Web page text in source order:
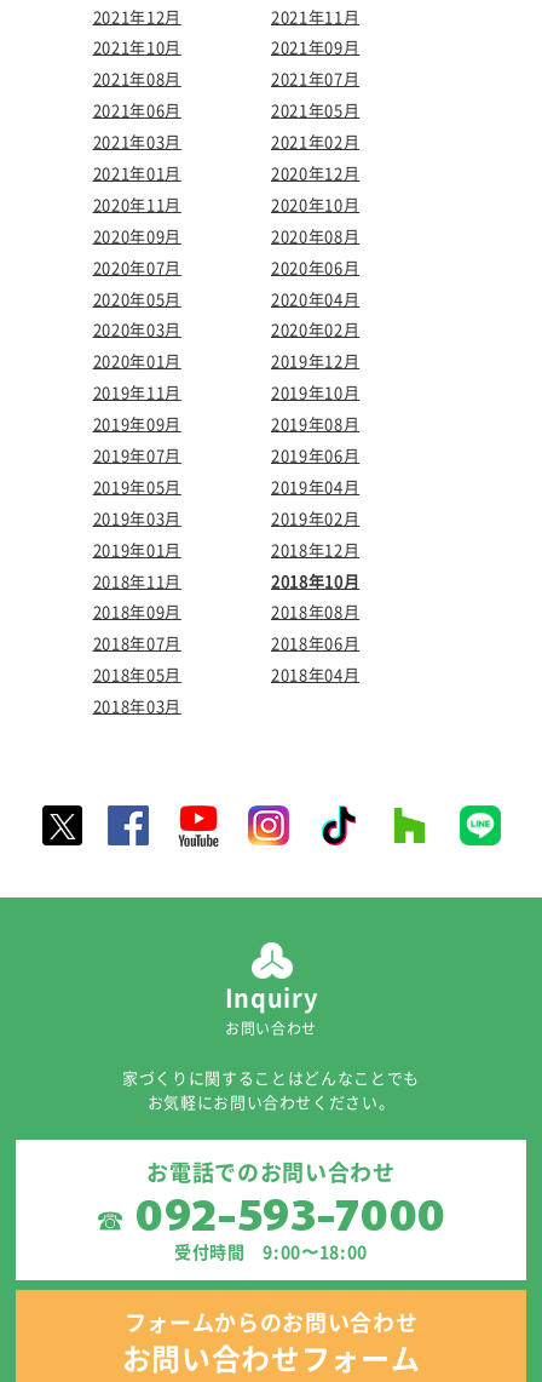
2021年12月
2021年11月
2021年10月
2021年09月
2021年08月
2021年07月
2021年06月
2021年05月
2021年03月
2021年02月
2021年01月
2020年12月
2020年11月
2020年10月
2020年09月
2020年08月
2020年07月
2020年06月
2020年05月
2020年04月
2020年03月
2020年02月
2020年01月
2019年12月
2019年11月
2019年10月
2019年09月
2019年08月
2019年07月
2019年06月
2019年05月
2019年04月
2019年03月
2019年02月
2019年01月
2018年12月
2018年11月
2018年10月
2018年09月
2018年08月
2018年07月
2018年06月
2018年05月
2018年04月
2018年03月
Inquiry
お問い合わせ
家づくりに関することはどんなことでも
お気軽にお問い合わせください。
お電話でのお問い合わせ
☎ 092-593-7000
受付時間 9:00〜18:00
フォームからのお問い合わせ
お問い合わせフォーム